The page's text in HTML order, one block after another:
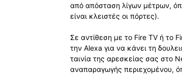
από απόσταση λίγων μέτρων,
είναι κλειστές οι πόρτες).
Σε αντίθεση με το Fire TV ή το
την Alexa για να κάνει τη
ταινία της αρεσκείας σας στο
αναπαραγωγής περιεχομένου,